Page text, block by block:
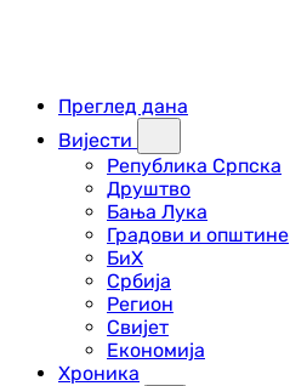
Преглед дана
Вијести
Република Српска
Друштво
Бања Лука
Градови и општине
БиХ
Србија
Регион
Свијет
Економија
Хроника